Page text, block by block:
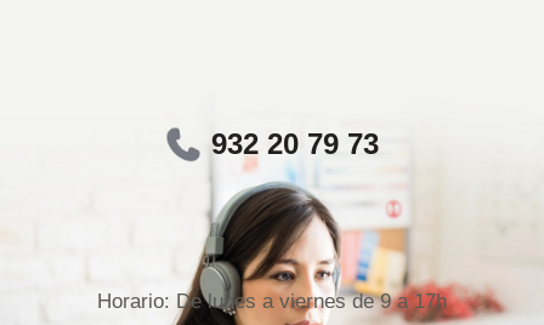
932 20 79 73
Horario: De lunes a viernes de 9 a 17h